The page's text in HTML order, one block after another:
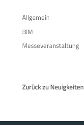
Allgemein
BIM
Messeveranstaltung
Zurück zu Neuigkeiten